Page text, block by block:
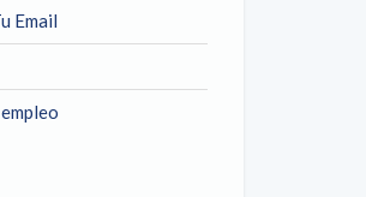
Email